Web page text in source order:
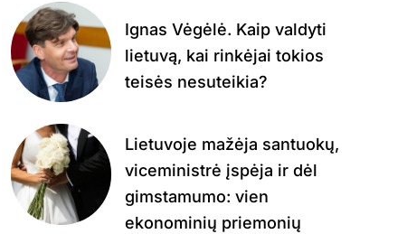
Ignas Vėgėlė. Kaip valdyti
lietuvą, kai rinkėjai tokios
teisės nesuteikia?
Lietuvoje mažėja santuokų,
viceministrė įspėja ir dėl
gimstamumo: vien
ekonominių priemonių